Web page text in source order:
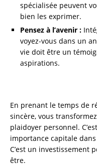
spécialisée peuvent
bien les exprimer.
Pensez à l’avenir :
voyez-vous dans un
vie doit être un
aspirations.
En prenant le temps de
sincère, vous
plaidoyer personnel.
importance capitale
C’est un investissement
être.